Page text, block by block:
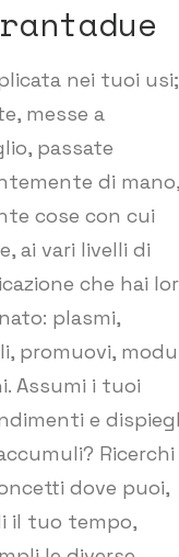
nei tuoi usi;
messe a
passate
di mano,
cose con cui
ai vari livelli di
che hai
plasmi,
promuovi,
Assumi i tuoi
e
Ricerchi
dove puoi,
il tuo tempo,